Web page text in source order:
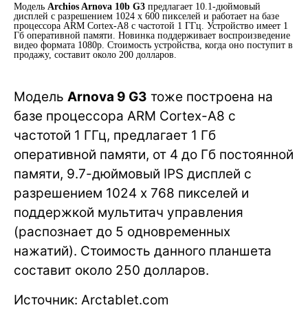
Модель Archios Arnova 10b G3 предлагает 10.1-дюймовый
дисплей с разрешением 1024 x 600 пикселей и работает на базе
процессора ARM Cortex-A8 с частотой 1 ГГц. Устройство имеет 1
Гб оперативной памяти. Новинка поддерживает воспроизведение
видео формата 1080p. Стоимость устройства, когда оно поступит в
продажу, составит около 200 долларов.
Модель Arnova 9 G3 тоже построена на
базе процессора ARM Cortex-A8 с
частотой 1 ГГц, предлагает 1 Гб
оперативной памяти, от 4 до Гб постоянной
памяти, 9.7-дюймовый IPS дисплей с
разрешением 1024 x 768 пикселей и
поддержкой мультитач управления
(распознает до 5 одновременных
нажатий). Стоимость данного планшета
составит около 250 долларов.
Источник: Arctablet.com